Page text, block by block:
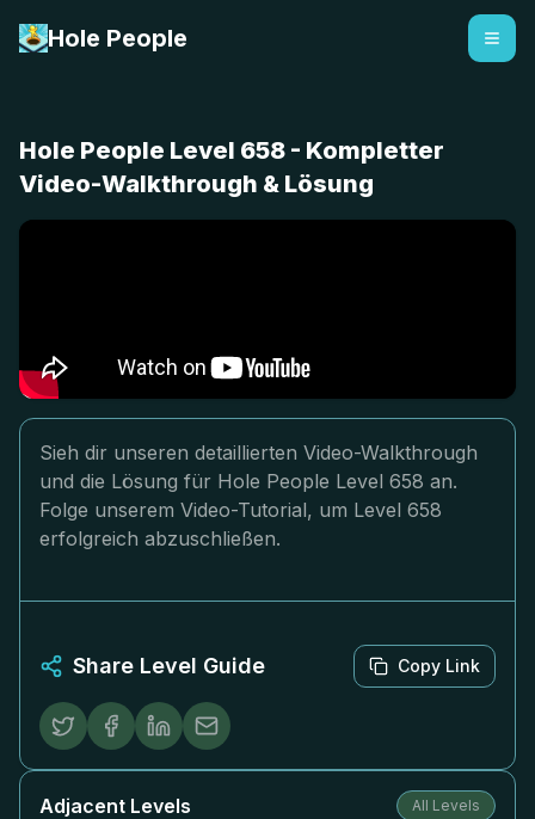
Hole People
Hole People Level 658 - Kompletter
Video-Walkthrough & Lösung
Sieh dir unseren detaillierten Video-Walkthrough
und die Lösung für Hole People Level 658 an.
Folge unserem Video-Tutorial, um Level 658
erfolgreich abzuschließen.
Share Level Guide Copy Link
Adjacent Levels All Levels